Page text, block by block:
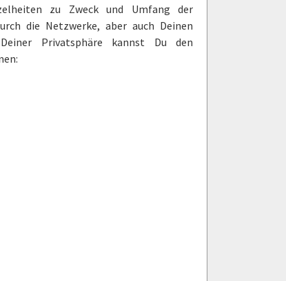
zu Zweck und Umfang der
die Netzwerke, aber auch Deinen
Privatsphäre kannst Du den